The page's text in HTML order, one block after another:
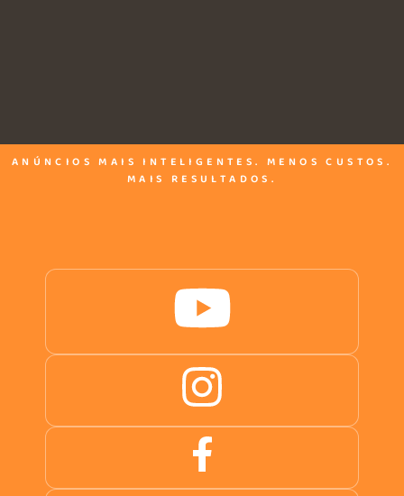
ANÚNCIOS MAIS INTELIGENTES. MENOS CUSTOS.
MAIS RESULTADOS.